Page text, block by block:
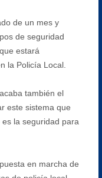
de un mes y
de seguridad
estará
la Policía Local.
también el
este sistema que
la seguridad para
en marcha de